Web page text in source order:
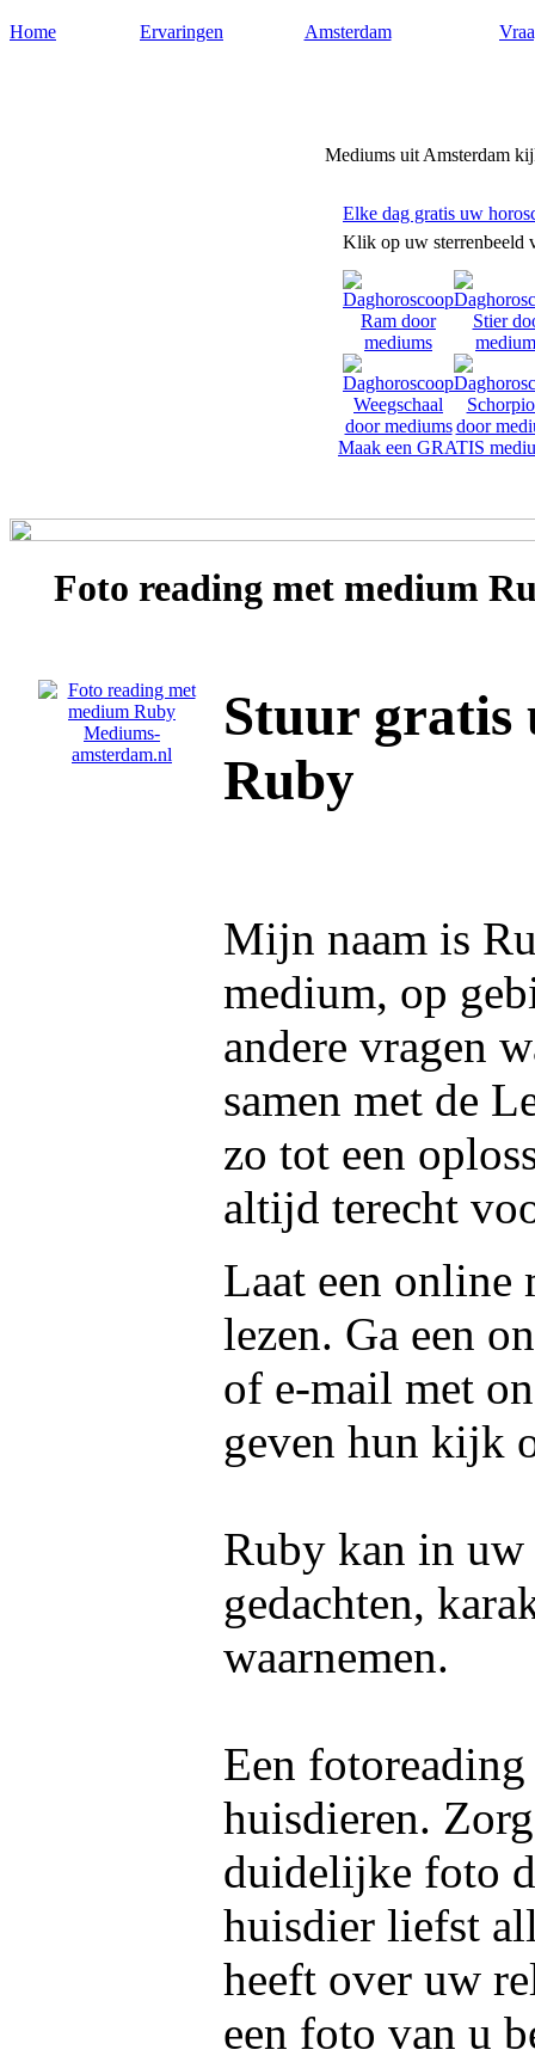
Home Ervaringen Amsterdam
Mediums uit Amsterdam
Elke dag gratis uw
Klik op uw sterrenbeeld
Maak een GRATIS
Foto reading met medium
Stuur gratis
Ruby
Mijn naam is
medium, op
andere vragen
samen met de
zo tot een
altijd terecht
Laat een online
lezen. Ga een
of e-mail met
geven hun kijk
Ruby kan in
gedachten,
waarnemen.
Een
huisdieren.
duidelijke foto
huisdier liefst
heeft over uw
een foto van u